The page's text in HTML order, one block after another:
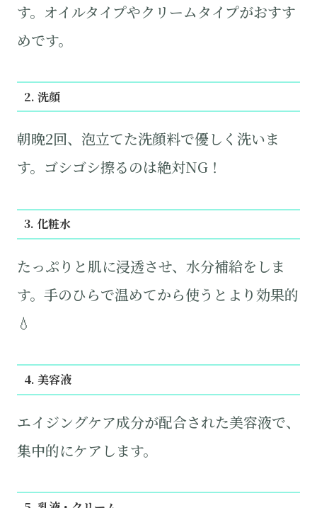
す。オイルタイプやクリームタイプがおすす
めです。
2. 洗顔
朝晩2回、泡立てた洗顔料で優しく洗いま
す。ゴシゴシ擦るのは絶対NG！
3. 化粧水
たっぷりと肌に浸透させ、水分補給をしま
す。手のひらで温めてから使うとより効果的
💧
4. 美容液
エイジングケア成分が配合された美容液で、
集中的にケアします。